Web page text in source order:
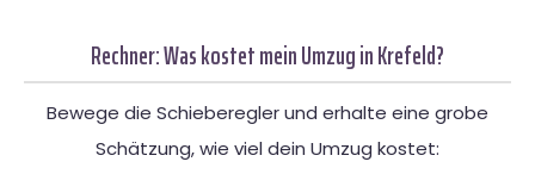
Rechner: Was kostet mein Umzug in Krefeld?
Bewege die Schieberegler und erhalte eine grobe
Schätzung, wie viel dein Umzug kostet: